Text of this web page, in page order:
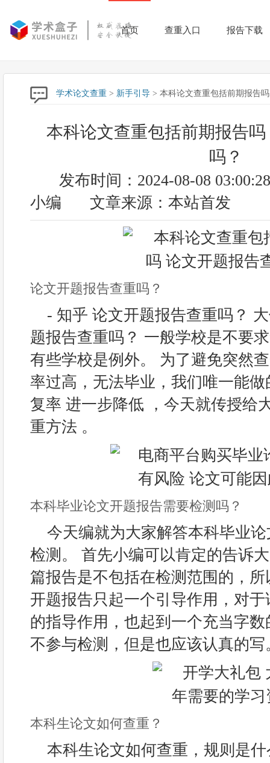
首页 查重入口 报告下载
学术论文查重 > 新手引导 > 本科论文查重包括前期报告
本科论文查重包括前期报告
吗？
发布时间：2024-08-08 03:00:28
小编
文章来源：本站首发
论文开题报告查重吗？
- 知乎 论文开题报告查重吗？
题报告查重吗？ 一般学校是不要
有些学校是例外。 为了避免突然
率过高，无法毕业，我们唯一能
复率 进一步降低 ，今天就传授给
重方法 。
本科毕业论文开题报告需要检测吗？
今天编就为大家解答本科毕业
检测。 首先小编可以肯定的告诉
篇报告是不包括在检测范围的，
开题报告只起一个引导作用，对
的指导作用，也起到一个充当字
不参与检测，但是也应该认真的写
本科生论文如何查重？
本科生论文如何查重，规则是